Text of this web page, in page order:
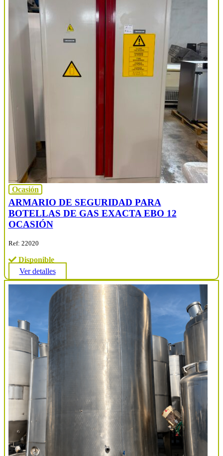
Ocasión
ARMARIO DE SEGURIDAD PARA
BOTELLAS DE GAS EXACTA EBO 12
OCASIÓN
Ref: 22020
Disponible
Ver detalles